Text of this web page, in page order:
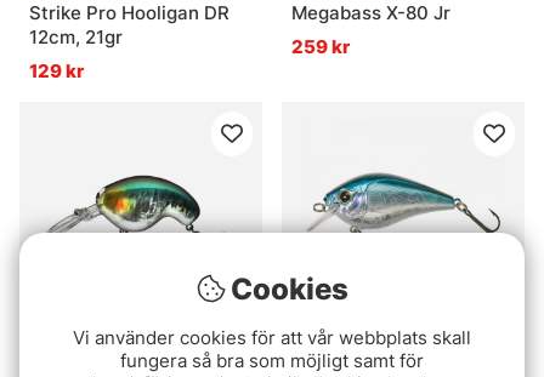
Strike Pro Hooligan DR
12cm, 21gr
129 kr
Megabass X-80 Jr
259 kr
Betyg: (1)2.0 utav 5
Cookies
Vi använder cookies för att vår webbplats skall
fungera så bra som möjligt samt för